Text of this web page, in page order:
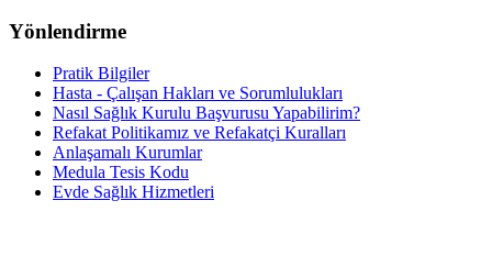
Yönlendirme
Pratik Bilgiler
Hasta - Çalışan Hakları ve Sorumlulukları
Nasıl Sağlık Kurulu Başvurusu Yapabilirim?
Refakat Politikamız ve Refakatçi Kuralları
Anlaşamalı Kurumlar
Medula Tesis Kodu
Evde Sağlık Hizmetleri